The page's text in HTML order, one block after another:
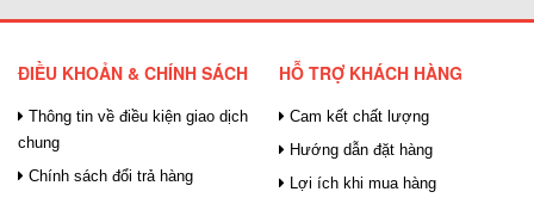
ĐIỀU KHOẢN & CHÍNH SÁCH
Thông tin về điều kiện giao dịch
chung
Chính sách đổi trả hàng
HỖ TRỢ KHÁCH HÀNG
Cam kết chất lượng
Hướng dẫn đặt hàng
Lợi ích khi mua hàng